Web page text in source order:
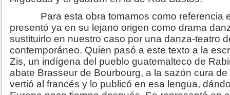
Para esta obra tomamos como referencia el
presentó ya en su lejano origen como drama
sustituirlo en nuestro caso por una danza-teatro
contemporáneo. Quien pasó a este texto a la
Zis, un indígena del pueblo guatemalteco de
abate Brasseur de Bourbourg, a la sazón cura
vertió al francés y lo publicó en esa lengua,